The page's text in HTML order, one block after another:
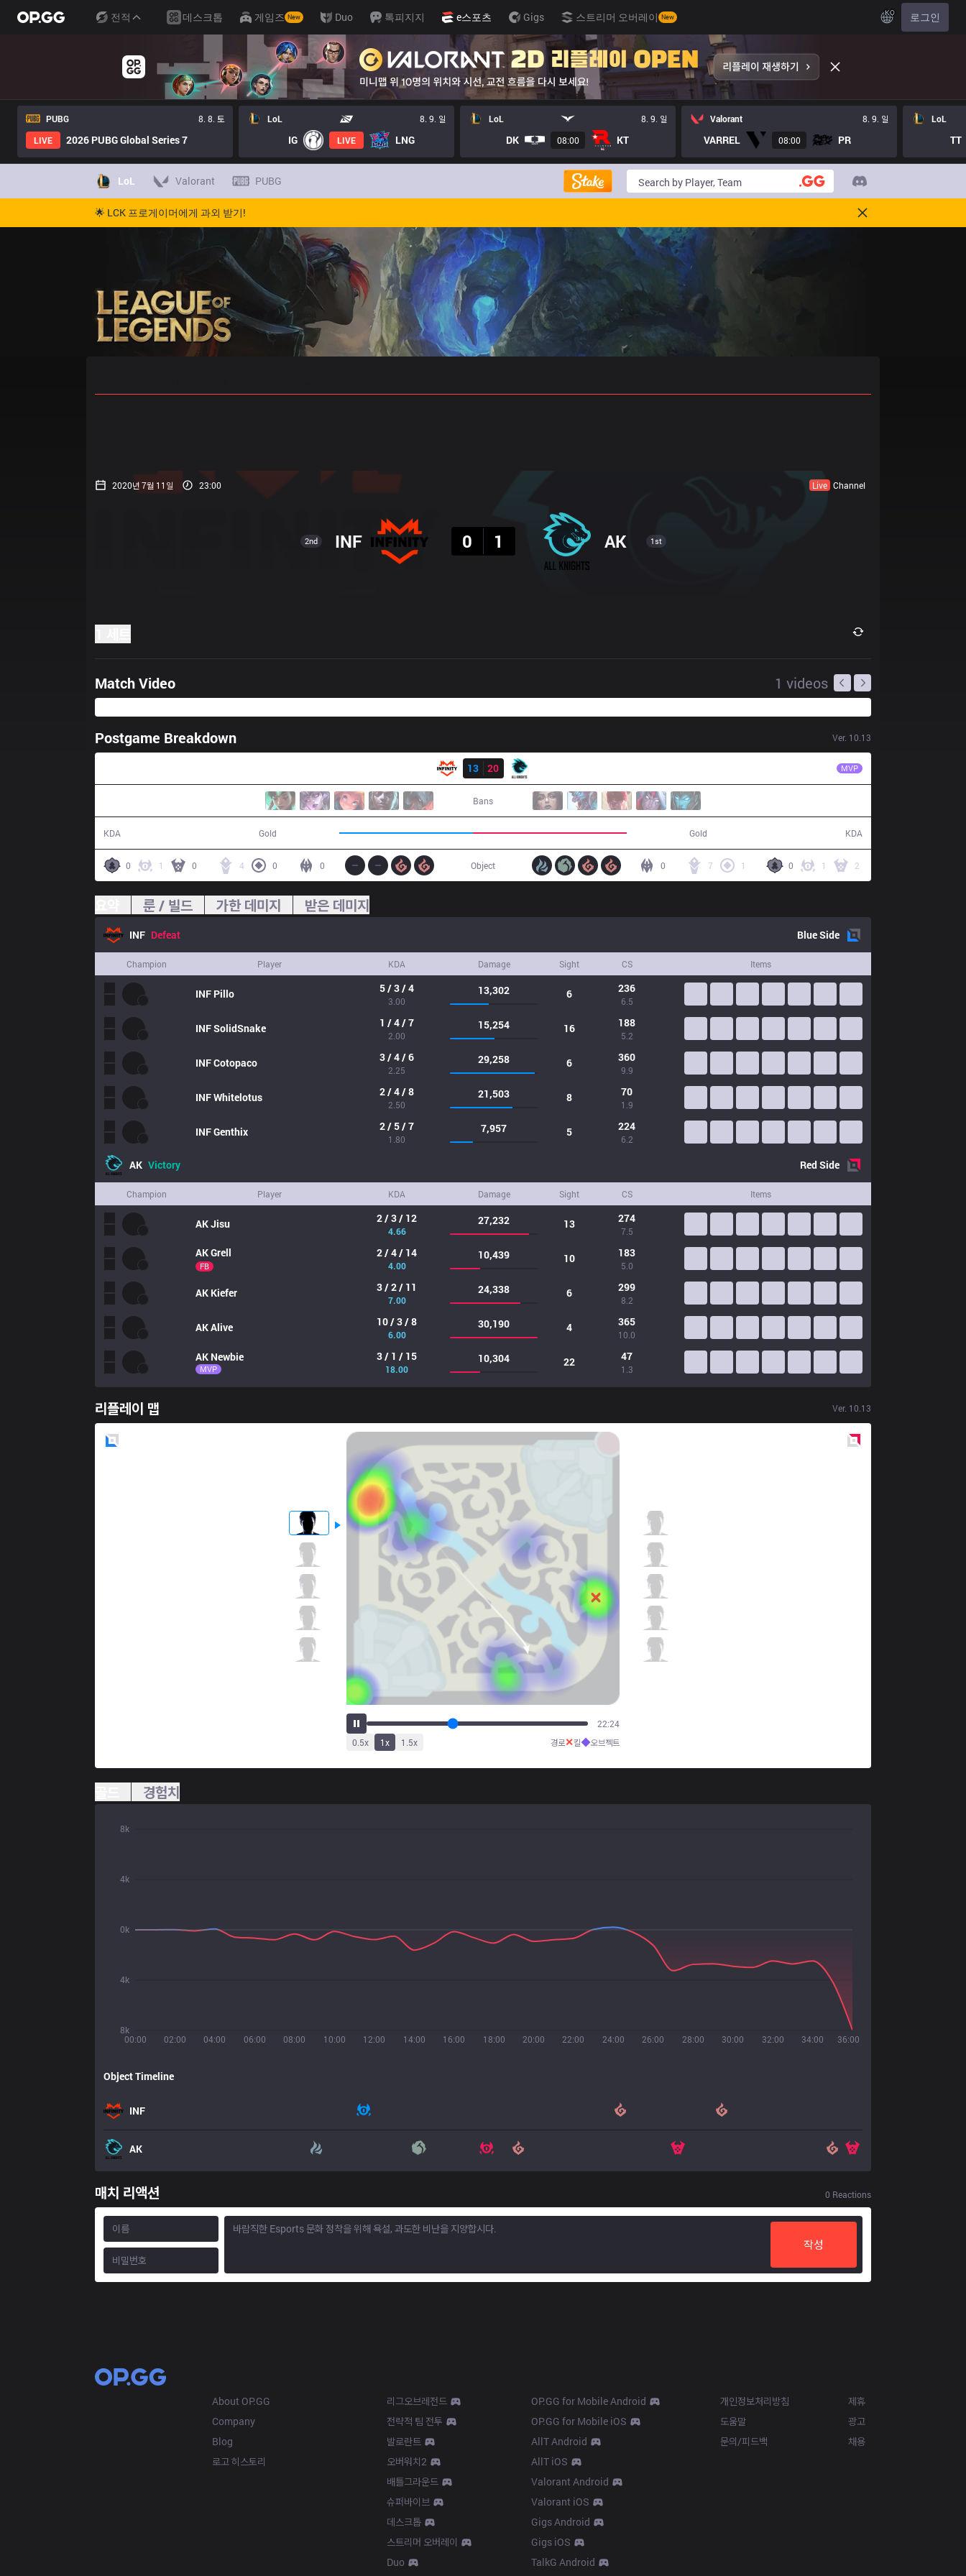
전적 데스크톱 게임즈 New Duo 톡피지지 e스포츠 Gigs 스트리머 오버레이 New KO 로그인
PUBG
8. 8. 토
LIVE
2026 PUBG Global Series 7
LoL 8. 9. 일
IG LIVE LNG
LoL 8. 9. 일
DK 08:00 KT
Valorant 8. 9. 일
VARREL 08:00 PR
LoL
TT
LoL Valorant PUBG
🌟 LCK 프로게이머에게 과외 받기!
2020년 7월 11일 23:00 Live Channel
2nd INF
0
1 AK 1st
Match Video 1 videos
Postgame Breakdown Ver. 10.13
13
20 MVP
Bans
KDA Gold Gold KDA
0 1 0 4 0 0 0 1 2
7 1
0
Object
룬 / 빌드 가한 데미지 받은 데미지
INF Defeat BlueSide
Champion Player KDA Damage Sight CS Items
INF Pillo 5 / 3 / 4
3.00
13,302 6 236
6.5
INFSolidSnake 1 / 4 / 7
2.00
15,254 16 188
5.2
INFCotopaco 3 / 4 / 6
2.25
29,258 6 360
9.9
INFWhitelotus 2 / 4 / 8
2.50
21,503 8 70
1.9
INFGenthix 2 / 5 / 7
1.80
7,957 5 224
6.2
AK Victory RedSide
Champion Player KDA Damage Sight CS Items
AKJisu 2 / 3 / 12
4.66
27,232 13 274
7.5
AKGrell
FB
2 / 4 / 14
4.00
10,439 10 183
5.0
AK Kiefer 3 / 2 / 11
7.00
24,338 6 299
8.2
AKAlive 10 / 3 / 8
6.00
30,190 4 365
10.0
AK Newbie
MVP
3 / 1 / 15
18.00
10,304 22 47
1.3
리플레이 맵 Ver. 10.13
28:09
0.5x 1x 1.5x 경로✕킬◆오브젝트
경험치
00:00 02:00 04:00 06:00 08:00 10:00 12:00 14:00 16:00 18:00 20:00 22:00 24:00 26:00 28:00 30:00 32:00 34:00 36:00
8k
4k
0k
4k
8k
Object Timeline
INF
AK
매치 리액션 0 Reactions
작성
About OP.GG
Company
Blog
로고 히스토리
리그오브레전드
전략적 팀 전투
발로란트
오버워치2
배틀그라운드
슈퍼바이브
데스크톱
스트리머 오버레이
Duo
OP.GG for Mobile Android
OP.GG for Mobile iOS
AllT Android
AllT iOS
Valorant Android
Valorant iOS
Gigs Android
Gigs iOS
TalkG Android
개인정보처리방침
도움말
문의/피드백
제휴
광고
채용